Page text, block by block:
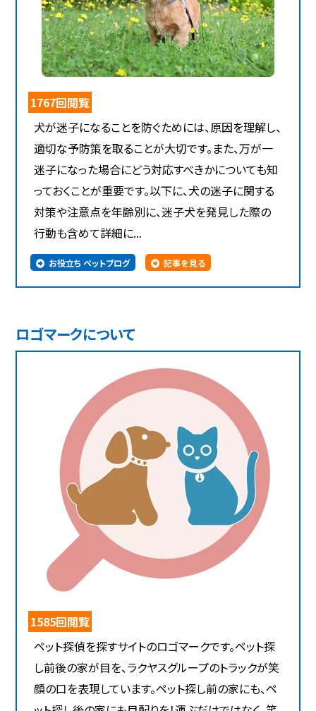
1767回閲覧
犬が迷子になることを防ぐためには、原因を理解し、
適切な予防策を取ることが大切です。また、万が一
迷子になった場合にどう対応すべきかについても知
っておくことが重要です。以下に、犬の迷子に関する
対策や注意点を年齢別に、迷子犬を発見した際の
行動も含めて詳細に...
お役立ち ペットブログ 記事を見る
ロゴマークについて
1585回閲覧
ペット探偵を探すサイトのロゴマークです。ペット探
し前後の家が目を、ラクヤスグループのトラックが笑
顔の口を表現しています。ペット探し前の家にも、ペ